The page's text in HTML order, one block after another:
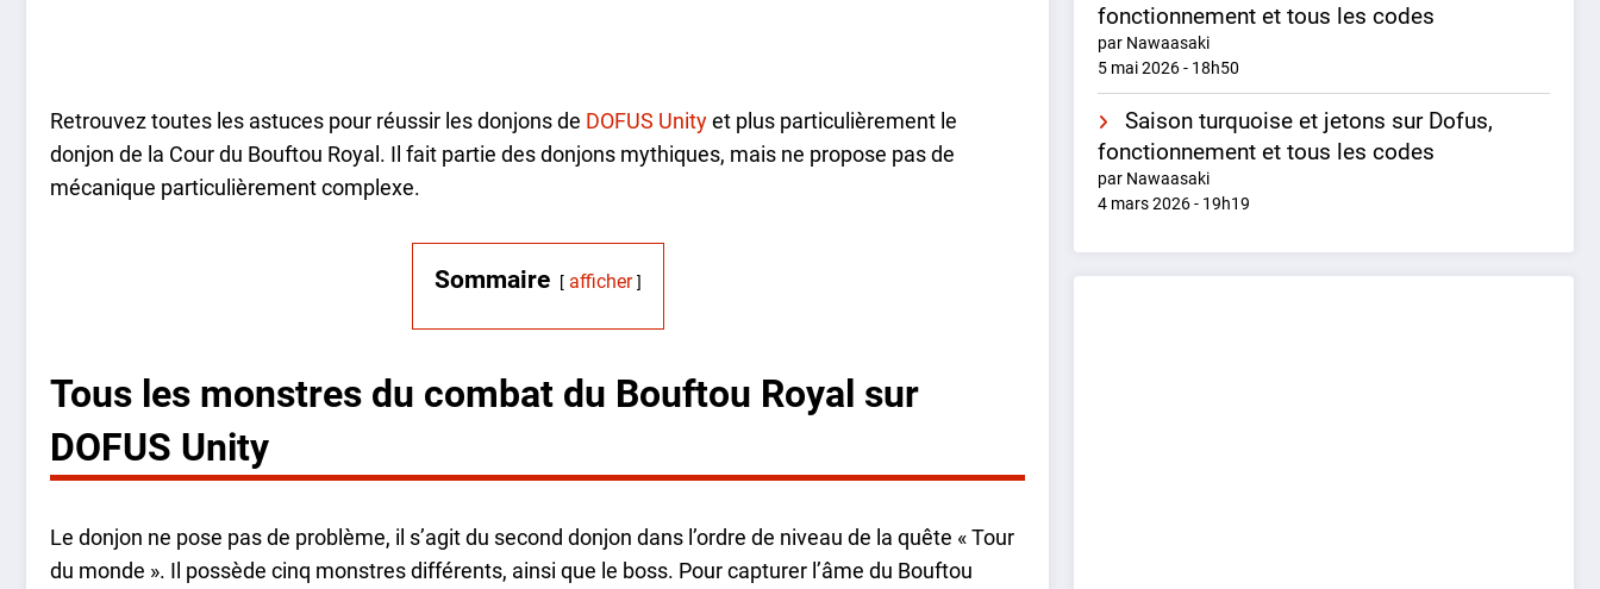
Retrouvez toutes les astuces pour réussir les donjons de DOFUS Unityet plus particulièrement le
donjon de la Cour du Bouftou Royal. Il fait partie des donjons mythiques, mais ne propose pas de
mécanique particulièrement complexe.
Sommaire afficher
Tous les monstres du combat du Bouftou Royal sur
DOFUS Unity
Le donjon ne pose pas de problème, il s’agit du second donjon dans l’ordre de niveau de la quête « Tour
du monde ». Il possède cinq monstres différents, ainsi que le boss. Pour capturer l’âme du Bouftou
fonctionnement et tous les codes
par Nawaasaki
5 mai 2026 - 18h50
Saison turquoise et jetons sur Dofus,
fonctionnement et tous les codes
par Nawaasaki
4 mars 2026 - 19h19